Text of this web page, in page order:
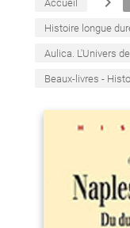
Accueil
Histoire longue
Aulica. L'Univers
Beaux-livres -